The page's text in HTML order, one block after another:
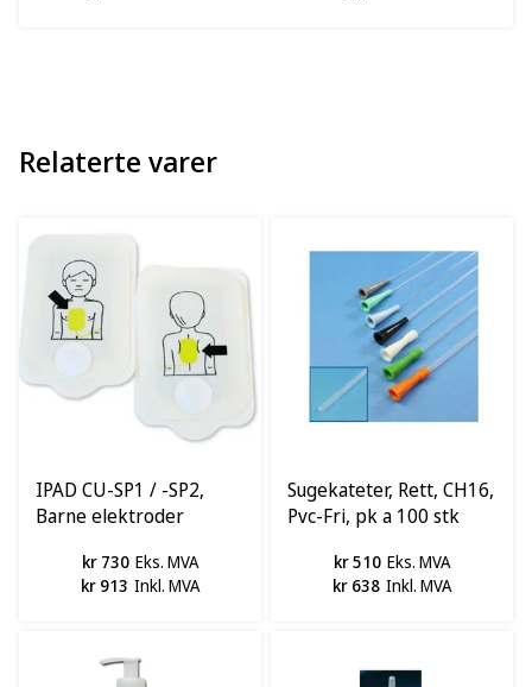
Relaterte varer
IPAD CU-SP1 / -SP2,
Barne elektroder
kr 730 Eks. MVA
kr 913 Inkl. MVA
Sugekateter, Rett, CH16,
Pvc-Fri, pk a 100 stk
kr 510 Eks. MVA
kr 638 Inkl. MVA